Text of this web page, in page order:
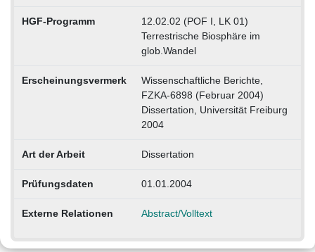
HGF-Programm
12.02.02 (POF I, LK 01)
Terrestrische Biosphäre im
glob.Wandel
Erscheinungsvermerk
Wissenschaftliche Berichte,
FZKA-6898 (Februar 2004)
Dissertation, Universität Freiburg
2004
Art der Arbeit Dissertation
Prüfungsdaten 01.01.2004
Externe Relationen Abstract/Volltext